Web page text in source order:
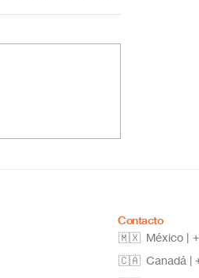
Contacto
🇲🇽 México |
🇨🇦 Canadá |